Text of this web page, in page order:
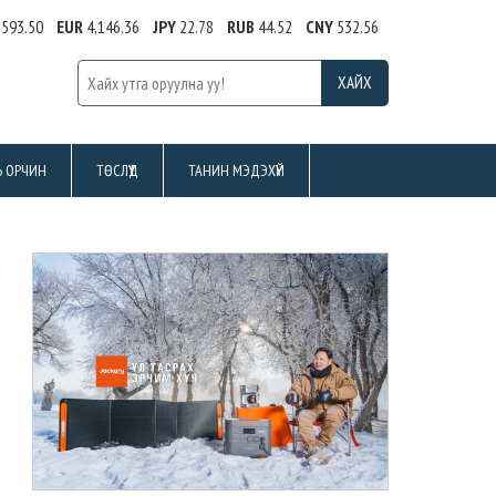
EUR4,146.36 JPY22.78 RUB 44.52 CNY532.56
ОРЧИН ТӨСЛҮҮД ТАНИН МЭДЭХҮЙ